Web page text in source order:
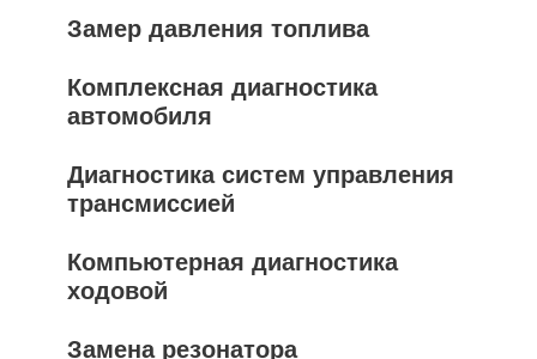
Замер давления топлива
Комплексная диагностика
автомобиля
Диагностика систем управления
трансмиссией
Компьютерная диагностика
ходовой
Замена резонатора